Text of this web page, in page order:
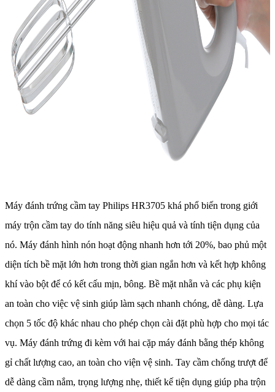
Máy đánh trứng cầm tay Philips HR3705 khá phổ biến trong giới
máy trộn cầm tay do tính năng siêu hiệu quả và tính tiện dụng của
nó. Máy đánh hình nón hoạt động nhanh hơn tới 20%, bao phủ một
diện tích bề mặt lớn hơn trong thời gian ngắn hơn và kết hợp không
khí vào bột để có kết cấu mịn, bông. Bề mặt nhẵn và các phụ kiện
an toàn cho việc vệ sinh giúp làm sạch nhanh chóng, dễ dàng. Lựa
chọn 5 tốc độ khác nhau cho phép chọn cài đặt phù hợp cho mọi tác
vụ. Máy đánh trứng đi kèm với hai cặp máy đánh bằng thép không
gỉ chất lượng cao, an toàn cho viện vệ sinh. Tay cầm chống trượt để
dễ dàng cầm nắm, trọng lượng nhẹ, thiết kế tiện dụng giúp pha trộn